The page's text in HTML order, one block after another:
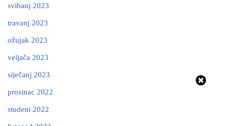
svibanj 2023
travanj 2023
ožujak 2023
veljača 2023
siječanj 2023
prosinac 2022
studeni 2022